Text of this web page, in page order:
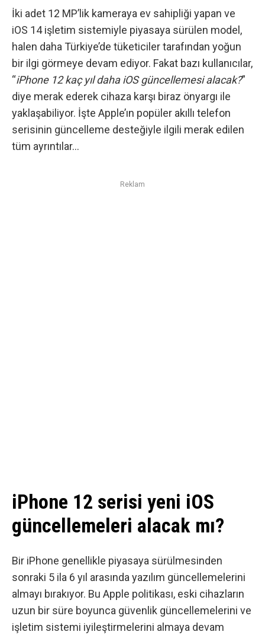
İki adet 12 MP’lik kameraya ev sahipliği yapan ve
iOS 14 işletim sistemiyle piyasaya sürülen model,
halen daha Türkiye’de tüketiciler tarafından yoğun
bir ilgi görmeye devam ediyor. Fakat bazı kullanıcılar,
“iPhone 12 kaç yıl daha iOS güncellemesi alacak?”
diye merak ederek cihaza karşı biraz önyargı ile
yaklaşabiliyor. İşte Apple’ın popüler akıllı telefon
serisinin güncelleme desteğiyle ilgili merak edilen
tüm ayrıntılar…
Reklam
iPhone 12 serisi yeni iOS
güncellemeleri alacak mı?
Bir iPhone genellikle piyasaya sürülmesinden
sonraki 5 ila 6 yıl arasında yazılım güncellemelerini
almayı bırakıyor. Bu Apple politikası, eski cihazların
uzun bir süre boyunca güvenlik güncellemelerini ve
işletim sistemi iyileştirmelerini almaya devam